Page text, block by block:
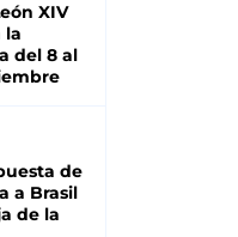
XIV
la
del 8 al
de
a Brasil
de la